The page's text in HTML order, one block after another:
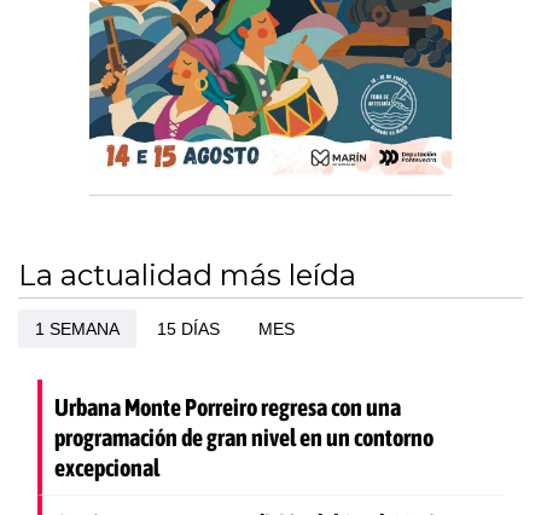
La actualidad más leída
1 SEMANA 15 DÍAS MES
Urbana Monte Porreiro regresa con una
programación de gran nivel en un contorno
excepcional